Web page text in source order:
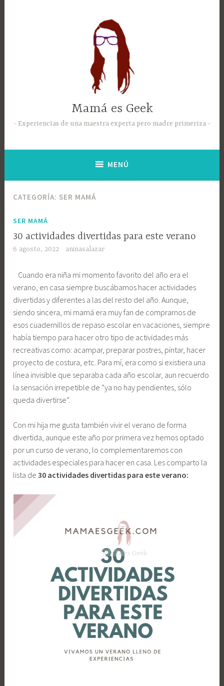
Mamá es Geek
Experiencias de una maestra experta pero madre primeriza
MENÚ
CATEGORÍA: SER MAMÁ
SER MAMÁ
30 actividades divertidas para este verano
6 agosto, 2022 aninasalazar
Cuando era niña mi momento favorito del año era el
verano, en casa siempre buscábamos hacer actividades
divertidas y diferentes a las del resto del año. Aunque,
siendo sincera, mi mamá era muy fan de comprarnos de
esos cuadernillos de repaso escolar en vacaciones, siempre
había tiempo para hacer otro tipo de actividades más
recreativas como: acampar, preparar postres, pintar, hacer
proyecto de costura, etc. Para mí, era como si existiera una
línea invisible que separaba cada año escolar, aun recuerdo
la sensación irrepetible de ”ya no hay pendientes, sólo
queda divertirse”.
Con mi hija me gusta también vivir el verano de forma
divertida, aunque este año por primera vez hemos optado
por un curso de verano, lo complementaremos con
actividades especiales para hacer en casa. Les comparto la
lista de30 actividades divertidas para este verano: